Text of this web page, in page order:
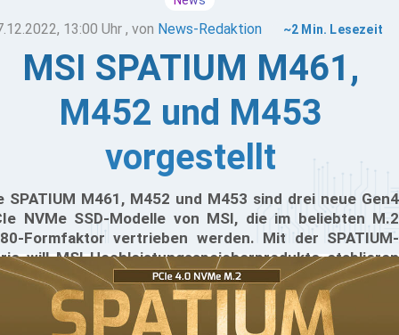
13:00 Uhr , von News-Redaktion ~2 Min. Lesezeit
MSI SPATIUM M461,
M452 und M453
vorgestellt
SPATIUM M461, M452 und M453 sind drei neue Gen4
NVMe SSD-Modelle von MSI, die im beliebten M.2
Formfaktor vertrieben werden. Mit der SPATIUM-
will MSI Hochleistungsspeicherprodukte etablieren
sein Produkt-Ökosystem weiter ausbauen. Diese SSDs
so konzipiert, dass sie einfach in kompatible Desktop-
und Laptops integriert werden können.